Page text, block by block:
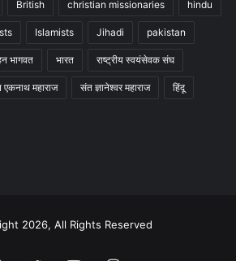
British christian missionaries hindu
Islamists Jihadi pakistan
भागवत भारत राष्ट्रीय स्वयंसेवक संघ
महाराज संत ज्ञानेश्वर महाराज हिंदू
2026, All Rights Reserved